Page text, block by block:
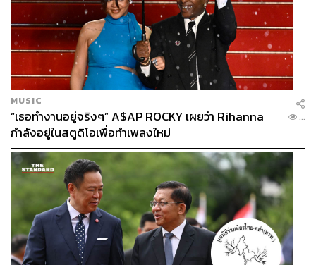
MUSIC
“เธอทำงานอยู่จริงๆ” A$AP ROCKY เผยว่า Rihanna
กำลังอยู่ในสตูดิโอเพื่อทำเพลงใหม่
...